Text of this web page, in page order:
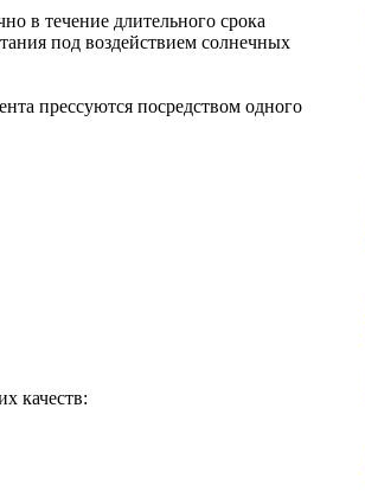
в течение длительного срока
под воздействием солнечных
прессуются посредством одного
качеств: